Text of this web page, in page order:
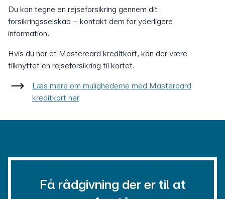
Du kan tegne en rejseforsikring gennem dit
forsikringsselskab – kontakt dem for yderligere
information.
Hvis du har et Mastercard kreditkort, kan der være
tilknyttet en rejseforsikring til kortet.
Læs mere om mulighederne med Mastercard
kreditkort her
Få rådgivning der er til at